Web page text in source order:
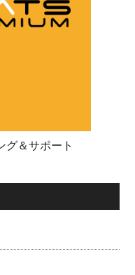
グ＆サポート